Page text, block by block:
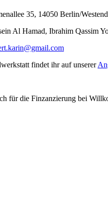
35, 14050 Berlin/
Al Hamad, Ibrahim Qassim
findet ihr auf unserer
für die Finzanzierung bei